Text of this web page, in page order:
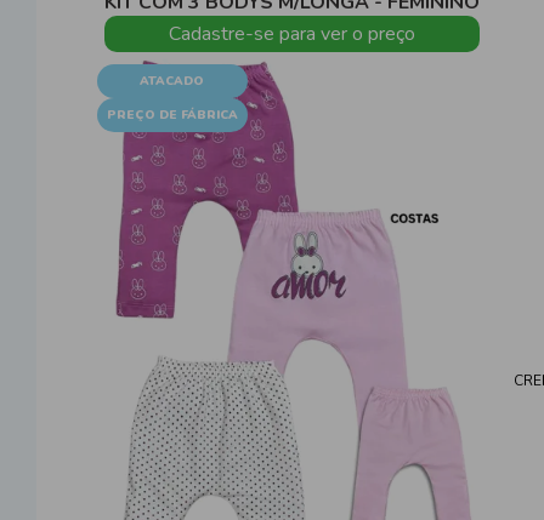
Cadastre-se para ver o preço
ATACADO
PREÇO DE FÁBRICA